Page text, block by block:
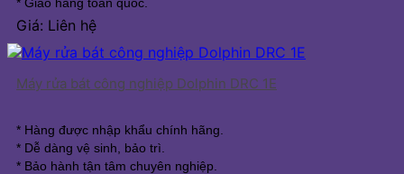
Giá: Liên hệ
Máy rửa bát công nghiệp Dolphin DRC 1E
* Hàng được nhập khẩu chính hãng.
* Dễ dàng vệ sinh, bảo trì.
* Bảo hành tận tâm chuyên nghiệp.